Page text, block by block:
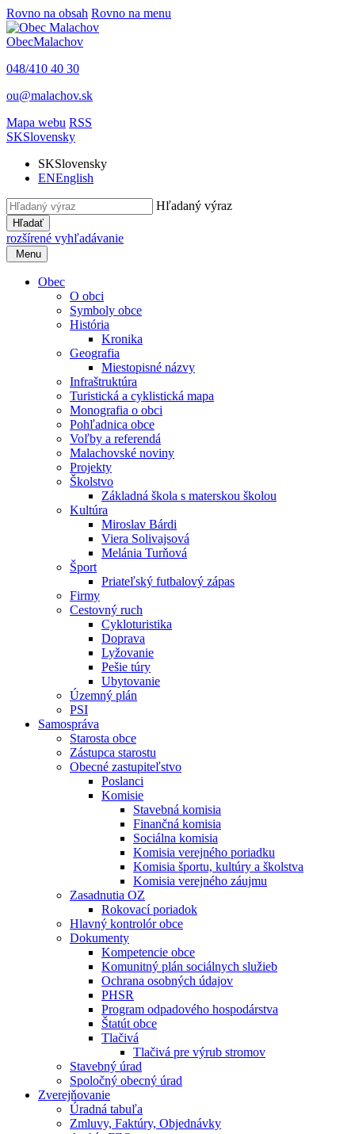
Rovno na obsah Rovno na menu
ObecMalachov
048/410 40 30
ou@malachov.sk
Mapa webu RSS
SKSlovensky
SKSlovensky
ENEnglish
Hľadaný výraz
Hľadať
rozšírené vyhľadávanie
Menu
Obec
O obci
Symboly obce
História
Kronika
Geografia
Miestopisné názvy
Infraštruktúra
Turistická a cyklistická mapa
Monografia o obci
Pohľadnica obce
Voľby a referendá
Malachovské noviny
Projekty
Školstvo
Základná škola s materskou školou
Kultúra
Miroslav Bárdi
Viera Solivajsová
Melánia Turňová
Šport
Priateľský futbalový zápas
Firmy
Cestovný ruch
Cykloturistika
Doprava
Lyžovanie
Pešie túry
Ubytovanie
Územný plán
PSI
Samospráva
Starosta obce
Zástupca starostu
Obecné zastupiteľstvo
Poslanci
Komisie
Stavebná komisia
Finančná komisia
Sociálna komisia
Komisia verejného poriadku
Komisia športu, kultúry a školstva
Komisia verejného záujmu
Zasadnutia OZ
Rokovací poriadok
Hlavný kontrolór obce
Dokumenty
Kompetencie obce
Komunitný plán sociálnych služieb
Ochrana osobných údajov
PHSR
Program odpadového hospodárstva
Štatút obce
Tlačivá
Tlačivá pre výrub stromov
Stavebný úrad
Spoločný obecný úrad
Zverejňovanie
Úradná tabuľa
Zmluvy, Faktúry, Objednávky